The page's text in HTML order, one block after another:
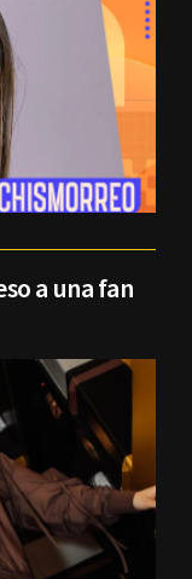
a una fan